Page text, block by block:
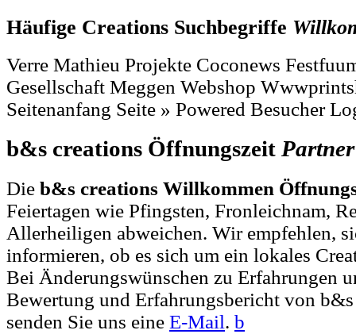
Häufige Creations Suchbegriffe
Verre Mathieu Projekte Coconews
Gesellschaft Meggen Webshop
Seitenanfang Seite » Powered Besucher
b&s creations Öffnungszeit Partner
Die b&s creations Willkommen
Feiertagen wie Pfingsten, Fronleichnam,
Allerheiligen abweichen. Wir empfehlen,
informieren, ob es sich um ein lokales
Bei Änderungswünschen zu Erfahrungen
Bewertung und Erfahrungsbericht von
senden Sie uns eine E-Mail. b